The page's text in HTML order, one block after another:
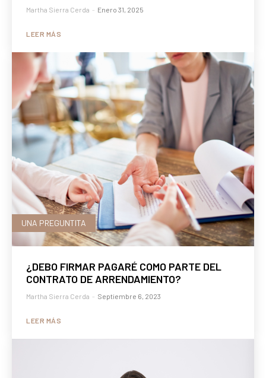
Martha Sierra Cerda - Enero 31, 2025
LEER MÁS
UNA PREGUNTITA
¿DEBO FIRMAR PAGARÉ COMO PARTE DEL
CONTRATO DE ARRENDAMIENTO?
Martha Sierra Cerda - Septiembre 6, 2023
LEER MÁS